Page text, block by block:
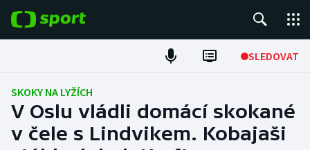
SLEDOVAT
ME v atletice
ME v plavání
SKOKY NA LYŽÍCH
V Oslu vládli domácí skokané
v čele s Lindvikem. Kobajaši